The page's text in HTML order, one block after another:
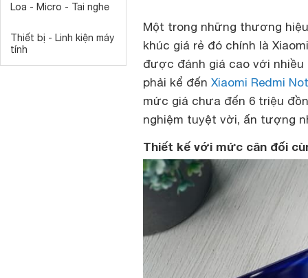
Loa - Micro - Tai nghe
Thiết bị - Linh kiện máy
tính
Một trong những thương
khúc giá rẻ đó chính là
được đánh giá cao với
phải kể đến Xiaomi Redmi
mức giá chưa đến 6 triệu
nghiệm tuyệt vời, ấn tượng
Thiết kế với mức cân đối